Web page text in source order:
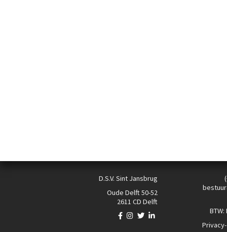
D.S.V. Sint Jansbrug
Oude Delft 50-52
2611 CD Delft